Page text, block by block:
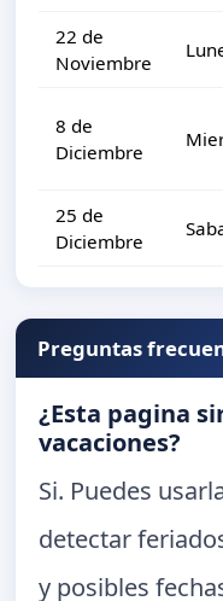
22 de
Noviembre
8 de
Diciembre
25 de
Diciembre
Preguntas
¿Esta pagina
vacaciones?
Si. Puedes
detectar
y posibles